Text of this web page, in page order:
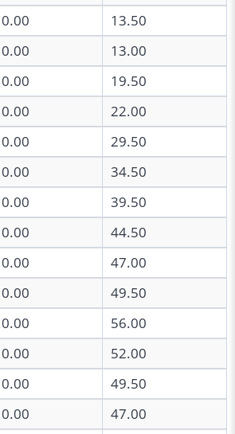
0.00
13.50
0.00
13.00
0.00
19.50
0.00
22.00
0.00
29.50
0.00
34.50
0.00
39.50
0.00
44.50
0.00
47.00
0.00
49.50
0.00
56.00
0.00
52.00
0.00
49.50
0.00
47.00